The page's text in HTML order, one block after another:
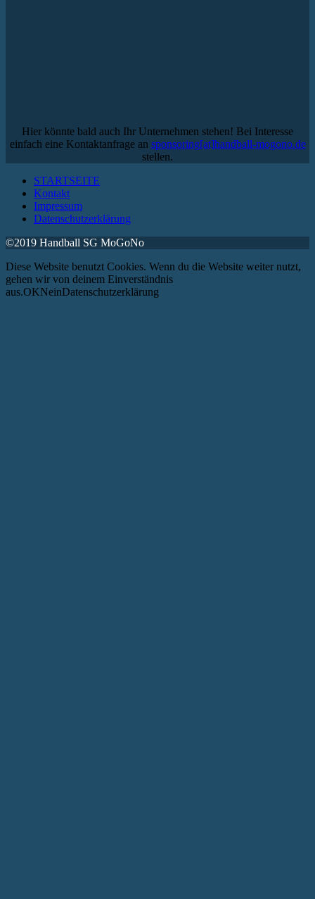
Hier könnte bald auch Ihr Unternehmen stehen! Bei Interesse
einfach eine Kontaktanfrage an sponsoring[at]handball-mogono.de
stellen.
STARTSEITE
Kontakt
Impressum
Datenschutzerklärung
©2019 Handball SG MoGoNo
Diese Website benutzt Cookies. Wenn du die Website weiter nutzt,
gehen wir von deinem Einverständnis
aus.OKNeinDatenschutzerklärung